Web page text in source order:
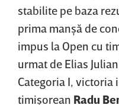
stabilite pe baza
prima manşă de
impus la Open cu
urmat de Elias
Categoria I,
timişorean Radu